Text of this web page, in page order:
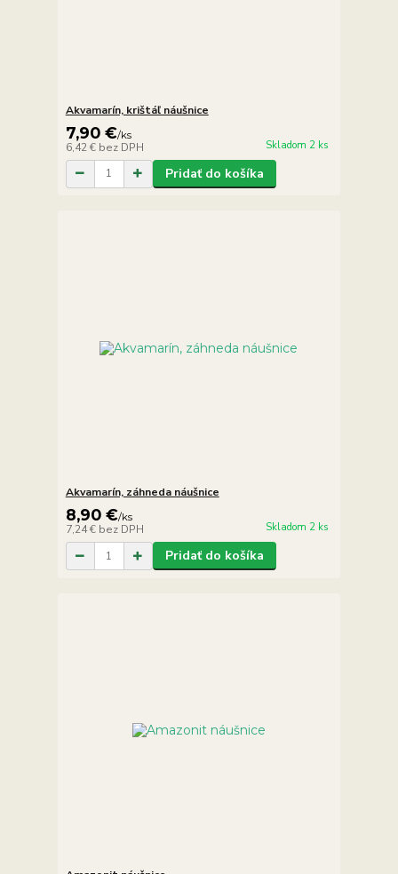
Akvamarín, krištáľ náušnice
7,90 €/ks
6,42 € bez DPH Skladom 2 ks
Pridať do košíka
Akvamarín, záhneda náušnice
8,90 €/ks
7,24 € bez DPH Skladom 2 ks
Pridať do košíka